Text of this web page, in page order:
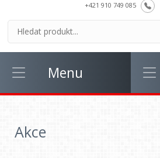
+421 910 749 085
Menu
Akce